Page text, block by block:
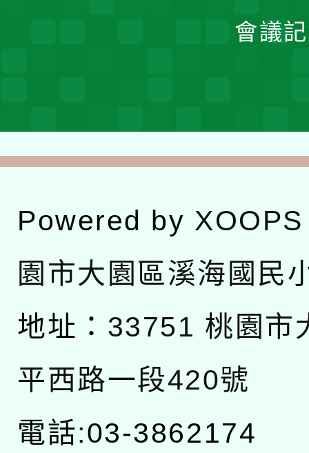
會議
Powered by XOOPS
園市大園區溪海國民
地址： 33751 桃園市
平西路一段420號
電話:03-3862174